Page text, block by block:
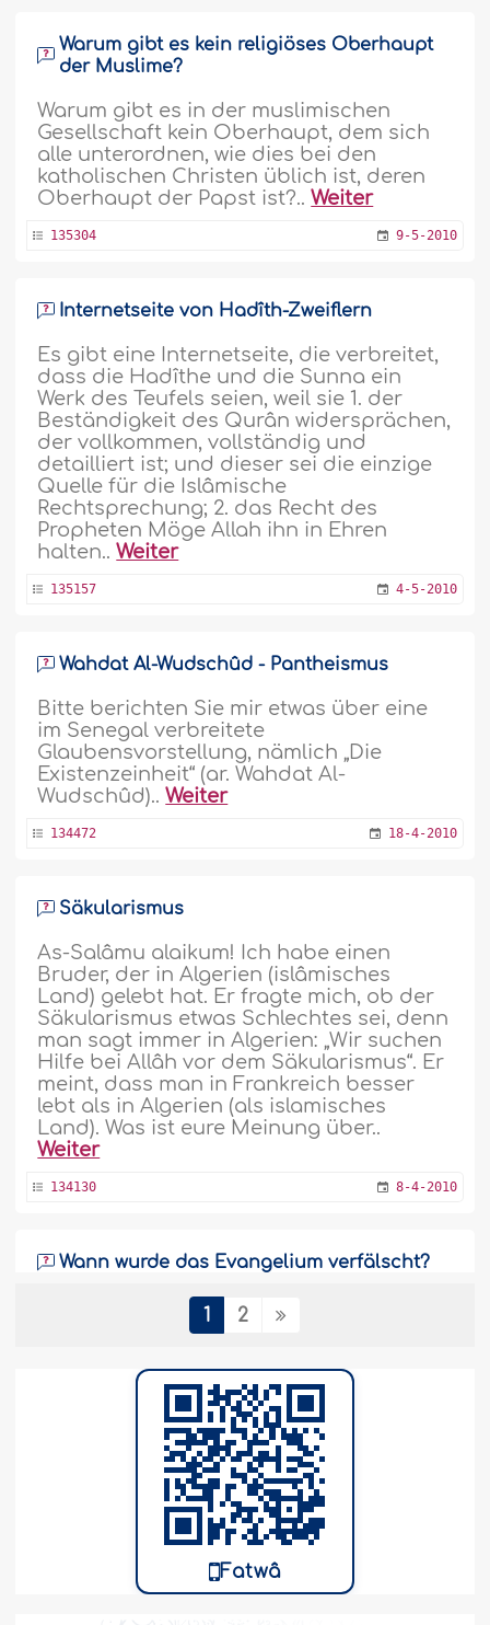
Warum gibt es kein religiöses Oberhaupt
der Muslime?
Warum gibt es in der muslimischen
Gesellschaft kein Oberhaupt, dem sich
alle unterordnen, wie dies bei den
katholischen Christen üblich ist, deren
Oberhaupt der Papst ist?..Weiter
135304 9-5-2010
Internetseite von Hadîth-Zweiflern
Es gibt eine Internetseite, die verbreitet,
dass die Hadîthe und die Sunna ein
Werk des Teufels seien, weil sie 1. der
Beständigkeit des Qurân widersprächen,
der vollkommen, vollständig und
detailliert ist; und dieser sei die einzige
Quelle für die Islâmische
Rechtsprechung; 2. das Recht des
Propheten Möge Allah ihn in Ehren
halten..Weiter
135157 4-5-2010
Wahdat Al-Wudschûd - Pantheismus
Bitte berichten Sie mir etwas über eine
im Senegal verbreitete
Glaubensvorstellung, nämlich „Die
Existenzeinheit“ (ar. Wahdat Al-
Wudschûd)..Weiter
134472 18-4-2010
Säkularismus
As-Salâmu alaikum! Ich habe einen
Bruder, der in Algerien (islâmisches
Land) gelebt hat. Er fragte mich, ob der
Säkularismus etwas Schlechtes sei, denn
man sagt immer in Algerien: „Wir suchen
Hilfe bei Allâh vor dem Säkularismus“. Er
meint, dass man in Frankreich besser
lebt als in Algerien (als islamisches
Land). Was ist eure Meinung über..
Weiter
134130 8-4-2010
Wann wurde das Evangelium verfälscht?
Der Lobpreis ist Allâhs! Möge Allâh
Seinen Gesandten in Ehren halten und
geehrter Scheich, wann wurde das
Evangelium verfälscht?.. Weiter
Ist das Gebet hinter einem Imâm gültig,
der nicht die rechte Hand in Brusthöhe
auf die linke legt und Al-Fâtiha nicht gut
1 2
Fatwâ